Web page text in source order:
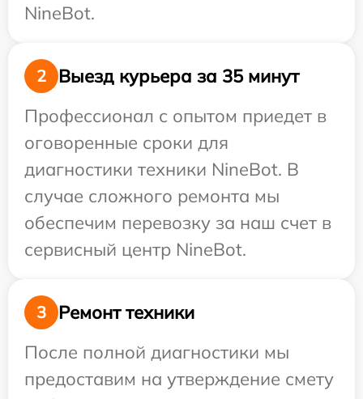
NineBot.
2
Выезд курьера за 35 минут
Профессионал с опытом приедет в
оговоренные сроки для
диагностики техники NineBot. В
случае сложного ремонта мы
обеспечим перевозку за наш счет в
сервисный центр NineBot.
3
Ремонт техники
После полной диагностики мы
предоставим на утверждение смету